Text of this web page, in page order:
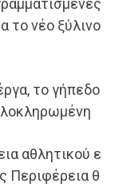
το νέο ξύλινο
το γήπεδο
αθλητικού ε
Περιφέρεια θ